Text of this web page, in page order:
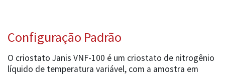
Configuração Padrão
O criostato Janis VNF-100 é um criostato de nitrogênio
líquido de temperatura variável, com a amostra em